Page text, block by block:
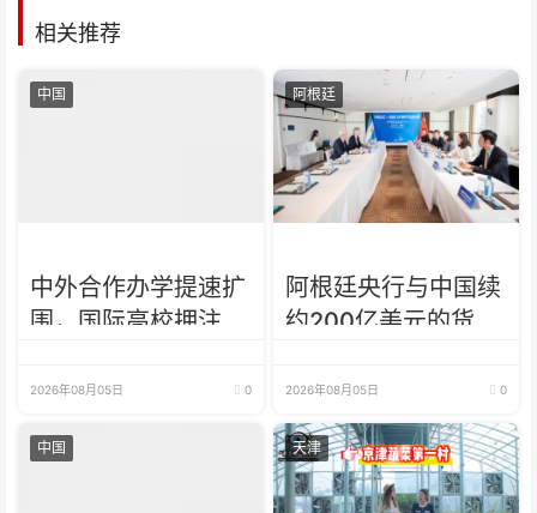
相关推荐
中国
中外合作办学提速扩
围，国际高校押注中
2026年08月05日 0
阿根廷
阿根廷央行与中国续
约200亿美元的货币
2026年08月05日 0
中国 天津